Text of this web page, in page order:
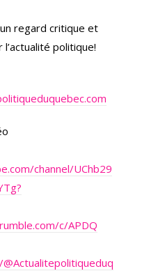
regard critique et
politique!
channel/UChb29
c/APDQ
@Actualitepolitiqueduq